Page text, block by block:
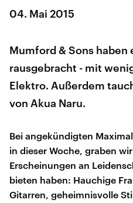
04. Mai 2015
Mumford & Sons haben
rausgebracht - mit
Elektro. Außerdem
von Akua Naru.
Bei angekündigten
in dieser Woche, graben
Erscheinungen an
bieten haben: Hauchige
Gitarren, geheimnisvolle